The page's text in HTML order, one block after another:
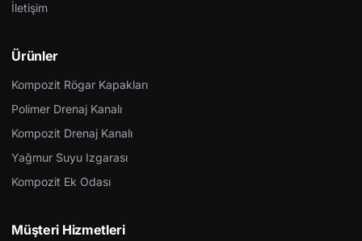
İletişim
Ürünler
Kompozit Rögar Kapakları
Polimer Drenaj Kanalı
Kompozit Drenaj Kanalı
Yağmur Suyu Izgarası
Kompozit Ek Odası
Müşteri Hizmetleri